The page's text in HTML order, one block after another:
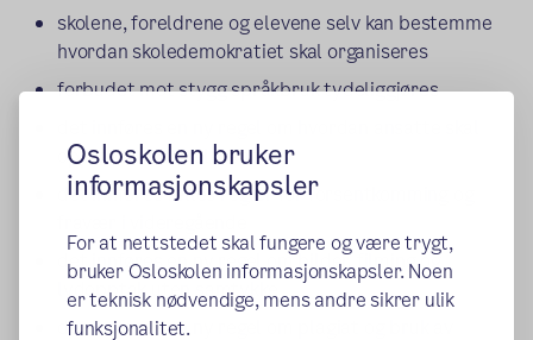
Osloskolen bruker
informasjonskapsler
For at nettstedet skal fungere og være trygt,
bruker Osloskolen informasjonskapsler. Noen
er teknisk nødvendige, mens andre sikrer ulik
funksjonalitet.
skolene, foreldrene og elevene selv kan bestemme
hvordan skoledemokratiet skal organiseres
forbudet mot stygg språkbruk tydeliggjøres
opptre ovenfor elevene
det innføres felles regler for forsentkomming og
det innføres en ny regel om bilder, filming og
lydopptak uten samtykke
det innføres en ny regel om plagiat og bruk av